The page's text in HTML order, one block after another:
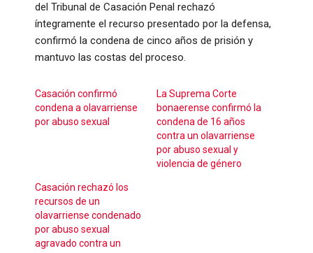
del Tribunal de Casación Penal rechazó
íntegramente el recurso presentado por la defensa,
confirmó la condena de cinco años de prisión y
mantuvo las costas del proceso.
Casación confirmó
condena a olavarriense
por abuso sexual
La Suprema Corte
bonaerense confirmó la
condena de 16 años
contra un olavarriense
por abuso sexual y
violencia de género
Casación rechazó los
recursos de un
olavarriense condenado
por abuso sexual
agravado contra un